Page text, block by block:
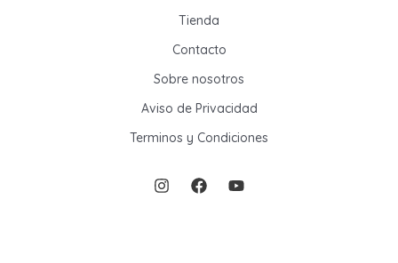
Tienda
Contacto
Sobre nosotros
Aviso de Privacidad
Terminos y Condiciones